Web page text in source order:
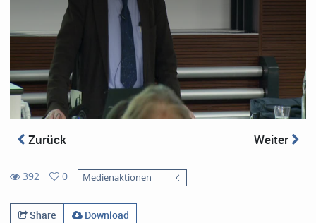
Zurück Weiter
392
views
0
favorites
Medienaktionen
Share
Download